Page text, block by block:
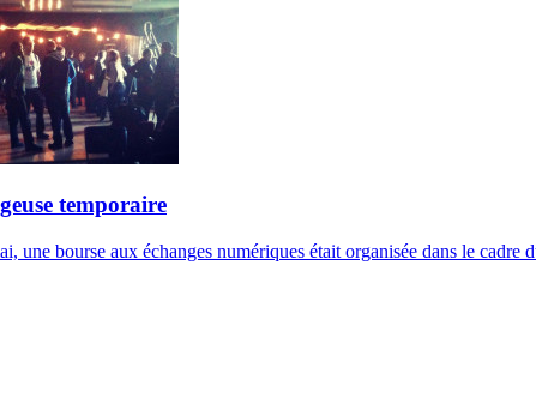
temporaire
une bourse aux échanges numériques était organisée dans le cadre